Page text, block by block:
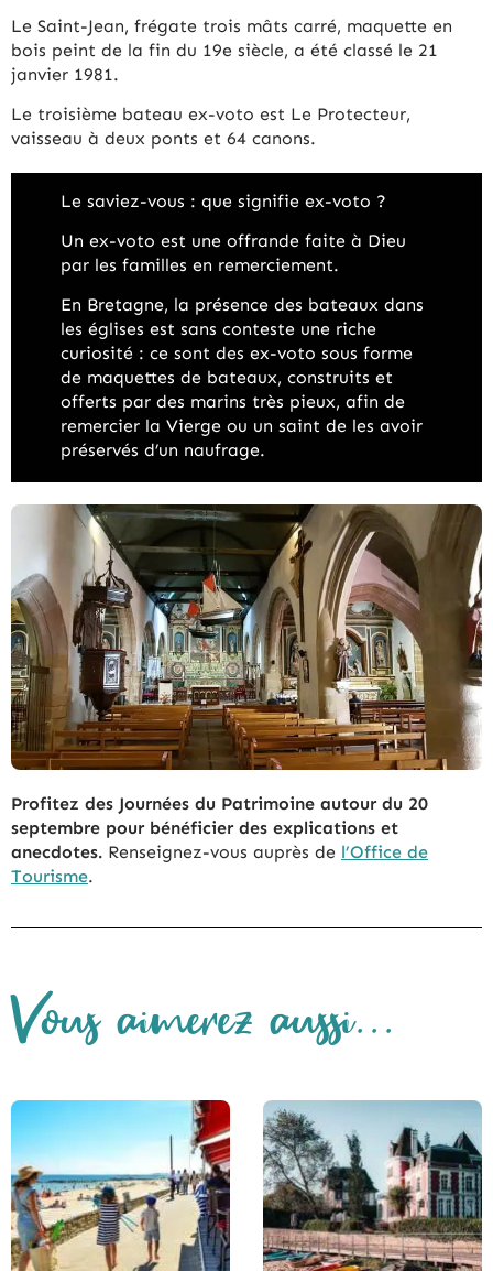
Le Saint-Jean, frégate trois mâts carré, maquette en
bois peint de la fin du 19e siècle, a été classé le 21
janvier 1981.
Le troisième bateau ex-voto est Le Protecteur,
vaisseau à deux ponts et 64 canons.
Le saviez-vous : que signifie ex-voto ?
Un ex-voto est une offrande faite à Dieu
par les familles en remerciement.
En Bretagne, la présence des bateaux dans
les églises est sans conteste une riche
curiosité : ce sont des ex-voto sous forme
de maquettes de bateaux, construits et
offerts par des marins très pieux, afin de
remercier la Vierge ou un saint de les avoir
préservés d’un naufrage.
Profitez des Journées du Patrimoine autour du 20
septembre pour bénéficier des explications et
anecdotes. Renseignez-vous auprès de l’Office de
Tourisme.
Vous aimerez aussi...